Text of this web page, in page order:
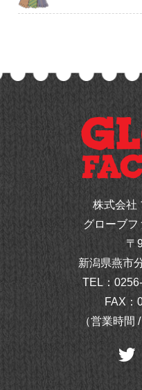
株式会社
グローブフ
〒
新潟県燕市
TEL：
FAX：
（営業時間